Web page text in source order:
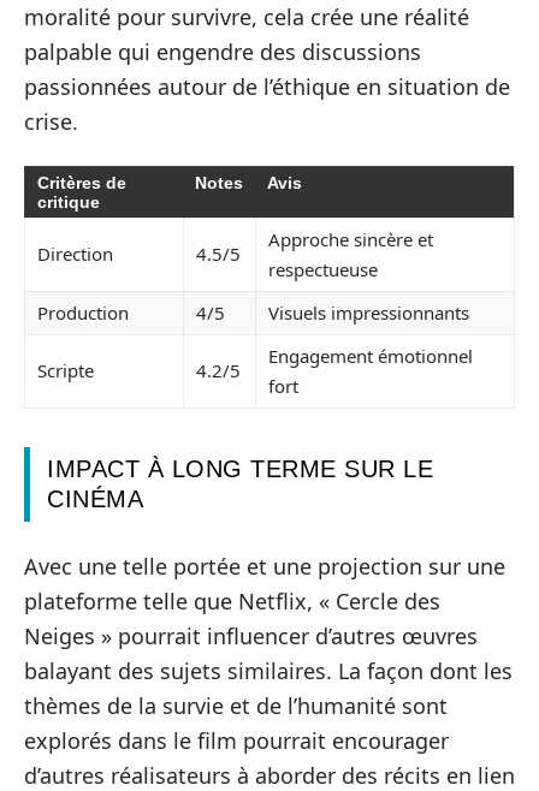
moralité pour survivre, cela crée une réalité
palpable qui engendre des discussions
passionnées autour de l’éthique en situation de
crise.
Critères de
critique
Notes Avis
Direction 4.5/5
Approche sincère et
respectueuse
Production
4/5 Visuels impressionnants
Scripte 4.2/5
Engagement émotionnel
fort
IMPACT À LONG TERME SUR LE
CINÉMA
Avec une telle portée et une projection sur une
plateforme telle que Netflix, « Cercle des
Neiges » pourrait influencer d’autres œuvres
balayant des sujets similaires. La façon dont les
thèmes de la survie et de l’humanité sont
explorés dans le film pourrait encourager
d’autres réalisateurs à aborder des récits en lien